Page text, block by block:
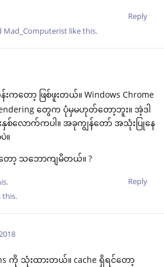
Reply
Mad_Computerist like this.
ကတော့ ဖြစ်ဖူးတယ်။ Windows Chrome
တွေက ပုံမှမဟုတ်တော့ဘူး။ အဲ့ဒါ
စ်လောက်ကပါ။ အခုကျွန်တော် အသုံးပြုနေ
။
ာ့ သဘောကျမိတယ်။ ?
Reply
this.
ကို သုံးထားတယ်။ cache ရှိရင်တော့